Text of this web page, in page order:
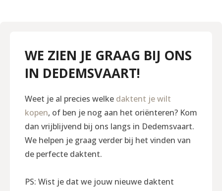
WE ZIEN JE GRAAG BIJ ONS
IN DEDEMSVAART!
Weet je al precies welke daktent je wilt
kopen, of ben je nog aan het oriënteren? Kom
dan vrijblijvend bij ons langs in Dedemsvaart.
We helpen je graag verder bij het vinden van
de perfecte daktent.
PS: Wist je dat we jouw nieuwe daktent